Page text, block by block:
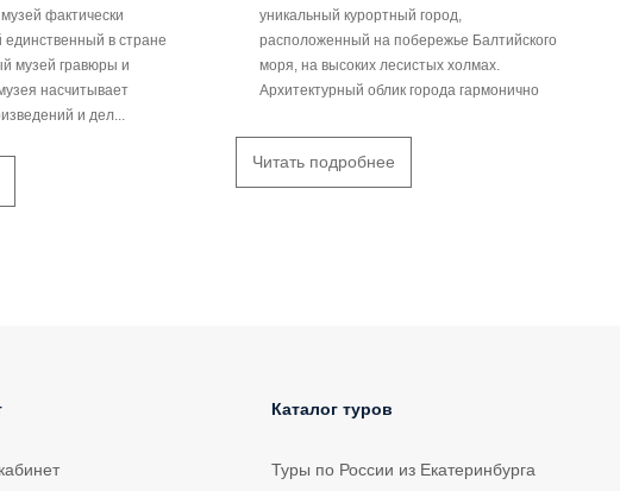
фактически
единственный в стране
музей гравюры и
насчитывает
и дел...
уникальный курортный город,
расположенный на побережье Балтийского
моря, на высоких лесистых холмах.
Архитектурный облик города гармонично
Читать подробнее
Каталог туров
Туры по России из Екатеринбурга